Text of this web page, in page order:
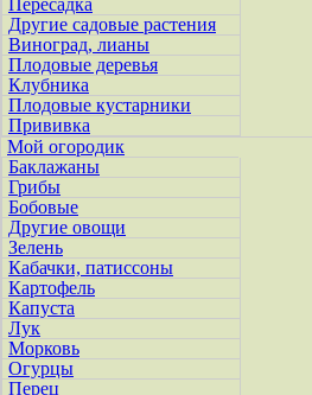
Пересадка
Другие садовые растения
Виноград, лианы
Плодовые деревья
Клубника
Плодовые кустарники
Прививка
Мой огородик
Баклажаны
Грибы
Бобовые
Другие овощи
Зелень
Кабачки, патиссоны
Картофель
Капуста
Лук
Морковь
Огурцы
Перец